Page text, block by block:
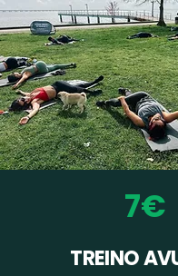
7€
TREINO